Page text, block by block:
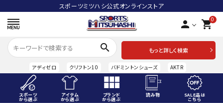
スポーツミツハシ公式オンラインストア
person 0
shopping_cart
search
もっと詳しく検索
アディゼロ クリフトン10 バドミントンシューズ AKTR
スポーツ
から選ぶ
アイテム
から選ぶ
ブランド
から選ぶ
読み物 SALE品は
こちら